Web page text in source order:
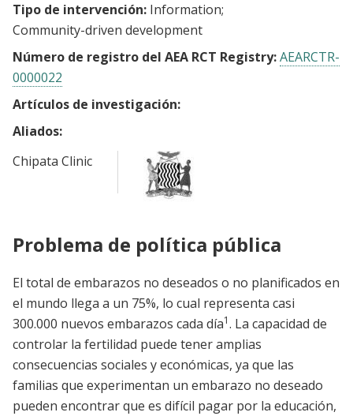
Tipo de intervención: Information
Community-driven development
Número de registro del AEA RCT Registry:AEARCTR-
0000022
Artículos de investigación:
Aliados:
Chipata Clinic
Problema de política pública
El total de embarazos no deseados o no planificados en
el mundo llega a un 75%, lo cual representa casi
300.000 nuevos embarazos cada día1. La capacidad de
controlar la fertilidad puede tener amplias
consecuencias sociales y económicas, ya que las
familias que experimentan un embarazo no deseado
pueden encontrar que es difícil pagar por la educación,